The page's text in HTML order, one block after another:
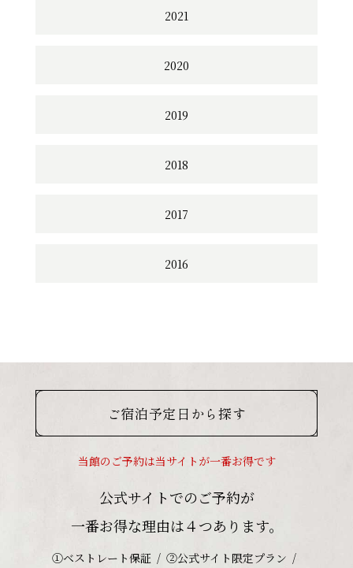
2021
2020
2019
2018
2017
2016
ご宿泊予定日から探す
当館のご予約は当サイトが一番お得です
公式サイトでのご予約が
一番お得な理由は４つあります。
①ベストレート保証
②公式サイト限定プラン